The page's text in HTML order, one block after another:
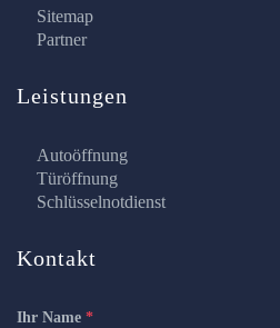
Sitemap
Partner
Leistungen
Autoöffnung
Türöffnung
Schlüsselnotdienst
Kontakt
Ihr Name